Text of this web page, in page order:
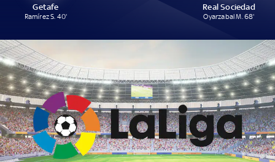
Getafe
Ramírez S. 40'
Real Sociedad
Oyarzabal M. 68'